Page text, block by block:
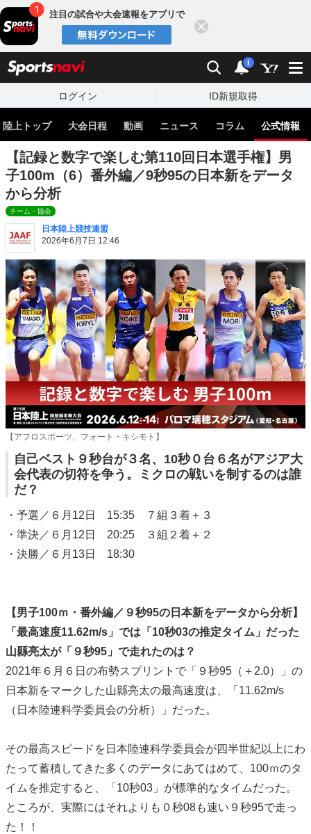
注目の試合や大会速報をアプリで
検索 通知
i
ログイン ID新規取得
陸上トップ 大会日程 動画 ニュース コラム 公式情報
【記録と数字で楽しむ第110回日本選手権】男
子100m（6）番外編／9秒95の日本新をデータ
から分析
チーム・協会
日本陸上競技連盟
2026年6月7日 12:46
【アフロスポーツ、フォート・キシモト】
自己ベスト９秒台が３名、10秒０台６名がアジア大
会代表の切符を争う。ミクロの戦いを制するのは誰
だ？
・予選／６月12日 15:35 ７組３着＋３
・準決／６月12日 20:25 ３組２着＋２
・決勝／６月13日 18:30
【男子100ｍ・番外編／９秒95の日本新をデータから分析】
「最高速度11.62m/s」では「10秒03の推定タイム」だった
山縣亮太が「９秒95」で走れたのは？
2021年６月６日の布勢スプリントで「９秒95（＋2.0）」の
日本新をマークした山縣亮太の最高速度は、「11.62m/s
（日本陸連科学委員会の分析）」だった。
その最高スピードを日本陸連科学委員会が四半世紀以上にわ
たって蓄積してきた多くのデータにあてはめて、100ｍのタ
イムを推定すると、「10秒03」が標準的なタイムだった。
ところが、実際にはそれよりも０秒08も速い９秒95で走っ
た！！